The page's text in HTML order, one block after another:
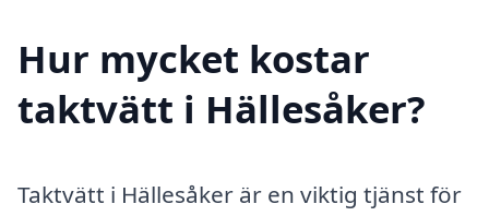
Hur mycket kostar
taktvätt i Hällesåker?
Taktvätt i Hällesåker är en viktig tjänst för